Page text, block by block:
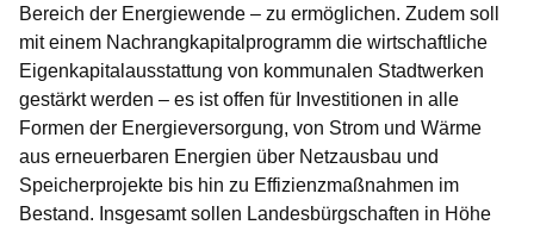
Bereich der Energiewende – zu ermöglichen. Zudem soll
mit einem Nachrangkapitalprogramm die wirtschaftliche
Eigenkapitalausstattung von kommunalen Stadtwerken
gestärkt werden – es ist offen für Investitionen in alle
Formen der Energieversorgung, von Strom und Wärme
aus erneuerbaren Energien über Netzausbau und
Speicherprojekte bis hin zu Effizienzmaßnahmen im
Bestand. Insgesamt sollen Landesbürgschaften in Höhe